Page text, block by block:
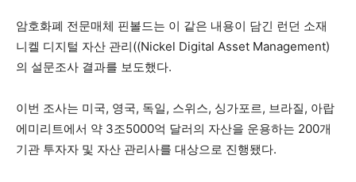
암호화폐 전문매체 핀볼드는 이 같은 내용이 담긴 런던 소재
니켈 디지털 자산 관리((Nickel Digital Asset Management)
의 설문조사 결과를 보도했다.
이번 조사는 미국, 영국, 독일, 스위스, 싱가포르, 브라질, 아랍
에미리트에서 약 3조5000억 달러의 자산을 운용하는 200개
기관 투자자 및 자산 관리사를 대상으로 진행됐다.